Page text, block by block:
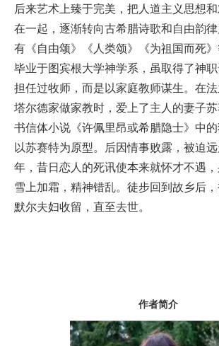
后来艺术上臻于完美，把人道主义思想
在一起，逐渐转向古希腊诗歌和自由韵
有《自由颂》《人类颂》《为祖国而死
毕业于图宾根大学神学系，虽取得了神
担任过牧师，而是以家庭教师谋生。在
塔尔德家做家教时，爱上了主人的妻子
书信体小说《许佩里昂或希腊隐士》中
以苏赛特为原型。后因情事败露，被迫
年，昔日恋人的死讯使本来就怀才不遇
雪上加霜，精神错乱。徒步回到故乡后
默尔夫妇收留，直至去世。
作者简介